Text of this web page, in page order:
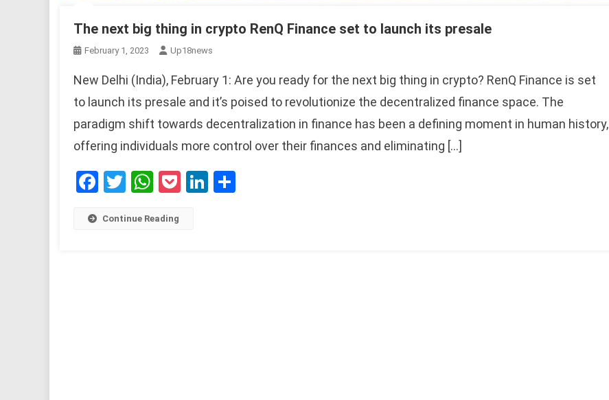
The next big thing in crypto RenQ Finance set to launch its presale
February 1, 2023 Up18news
New Delhi (India), February 1: Are you ready for the next big thing in crypto? RenQ Finance is set
to launch its presale and it’s poised to revolutionize the decentralized finance space. The
paradigm shift towards decentralization in finance has been a defining moment in human history,
offering individuals more control over their finances and eliminating […]
Facebook
Twitter
WhatsApp
PocketLinkedIn
Continue Reading